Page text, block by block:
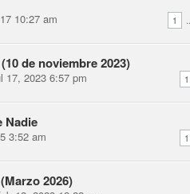
1
10:27 am
de noviembre 2023)
1
17, 2023 6:57 pm
Nadie
1
3:52 am
2026)